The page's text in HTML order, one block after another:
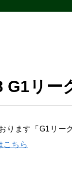
G1リー
ります「G1リー
ちら